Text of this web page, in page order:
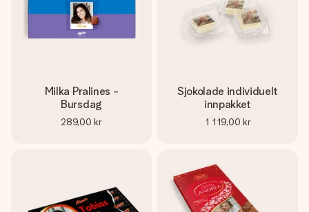
Milka Pralines -
Bursdag
289,00 kr
Sjokolade individuelt
innpakket
1 119,00 kr